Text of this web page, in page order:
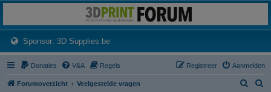
Het 3D print forum van de Benelux na de sluiting van 3dprintforum.nl
Sponsor: 3D Supplies.be(Opens a new tab)
Donaties V&A Regels Aanmelden
Registreer
Forumoverzicht Veelgestelde vragen